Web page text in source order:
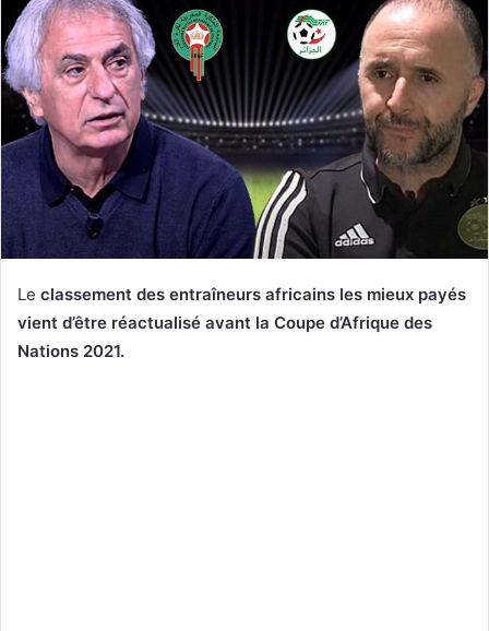
Le classement des entraîneurs africains les mieux payés
vient d’être réactualisé avant la Coupe d’Afrique des
Nations 2021.